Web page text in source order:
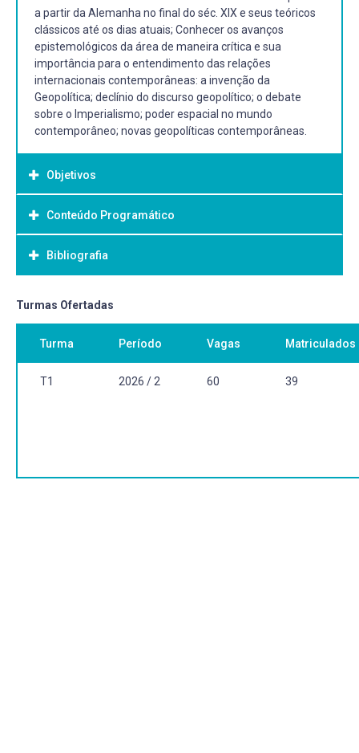
a partir da Alemanha no final do séc. XIX e seus teóricos
clássicos até os dias atuais; Conhecer os avanços
epistemológicos da área de maneira crítica e sua
importância para o entendimento das relações
internacionais contemporâneas: a invenção da
Geopolítica; declínio do discurso geopolítico; o debate
sobre o Imperialismo; poder espacial no mundo
contemporâneo; novas geopolíticas contemporâneas.
Objetivos
Objetivo Geral:
Fornecer as bases teóricas da Geopolítica e as suas
interações com as relações internacionais, bem como
Conhecer, aprofundar e analisar a sua importância para
Conteúdo Programático
Bibliografia
Bibliografia Básica:
ALBUQUERQUE, Edu Silvestre. Uma breve história da
geopolítica. Rio de Janeiro, Cenegri Edições, 2011.
COSTA, Wanderley M. da. A geografia política clássica.
Ratzel e os fundamentos de uma Geografia do Estado.
Turmas Ofertadas
Turma Período Vagas Matriculados
T1 2026 / 2 60 39